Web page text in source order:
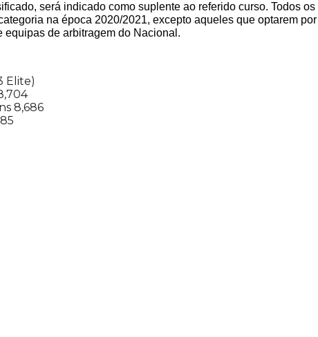
será indicado como suplente ao referido curso. Todos os
na época 2020/2021, excepto aqueles que optarem por
equipas de arbitragem do Nacional.
Elite)
8,686